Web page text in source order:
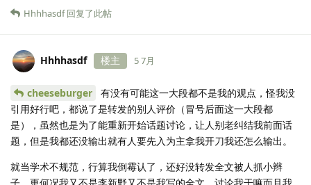
Hhhhasdf回复了此帖
Hhhhasdf 楼主 5 7月
cheeseburger
有没有可能这一大段都不是我的观点，怪我没
引用好行吧，都说了是转发的别人评价（冒号后面这一大段都
是），虽然也是为了能重新开始话题讨论，让人别老纠结我前面话
题，但是我都还没输出就有人要先入为主拿我开刀我还怎么输出。
就当学术不规范，行算我倒霉认了，还好没转发全文被人抓小辫